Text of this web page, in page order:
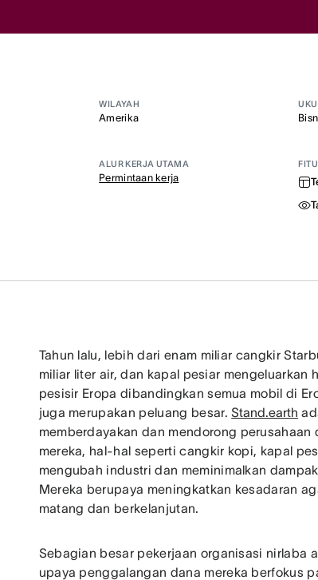
WILAYAH
Amerika
ALUR KERJA UTAMA
Permintaan kerja
Tahun lalu, lebih dari enam miliar cangkir
miliar liter air, dan kapal pesiar
pesisir Eropa dibandingkan semua mobil di
juga merupakan peluang besar.Stand.earth
memberdayakan dan mendorong
mereka, hal-hal seperti cangkir kopi, kapal
mengubah industri dan meminimalkan
Mereka berupaya meningkatkan kesadaran
matang dan berkelanjutan.
Sebagian besar pekerjaan organisasi nirlaba
upaya penggalangan dana mereka berfokus